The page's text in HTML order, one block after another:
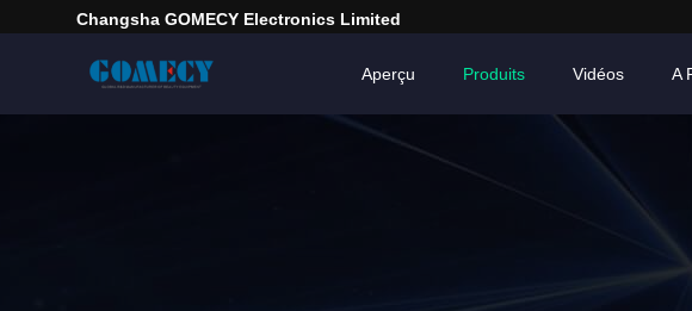
Changsha GOMECY Electronics Limited
Aperçu Produits Vidéos A